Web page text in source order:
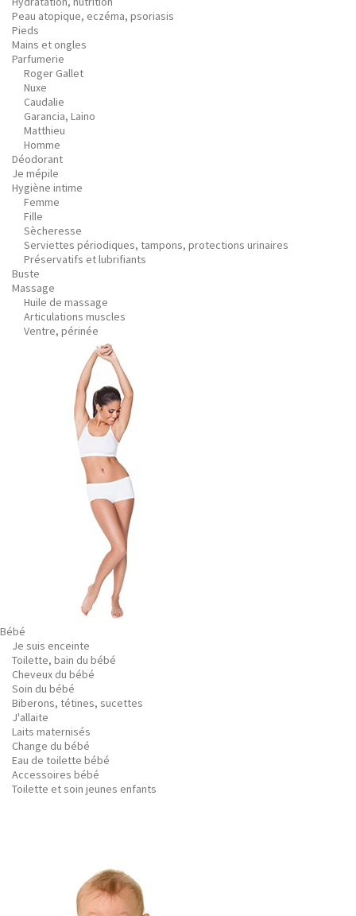
Peau atopique, eczéma, psoriasis
Pieds
Mains et ongles
Parfumerie
Roger Gallet
Nuxe
Caudalie
Garancia, Laino
Matthieu
Homme
Déodorant
Je mépile
Hygiène intime
Femme
Fille
Sècheresse
Serviettes périodiques, tampons, protections urinaires
Préservatifs et lubrifiants
Buste
Massage
Huile de massage
Articulations muscles
Ventre, périnée
Bébé
Je suis enceinte
Toilette, bain du bébé
Cheveux du bébé
Soin du bébé
Biberons, tétines, sucettes
J'allaite
Laits maternisés
Change du bébé
Eau de toilette bébé
Accessoires bébé
Toilette et soin jeunes enfants